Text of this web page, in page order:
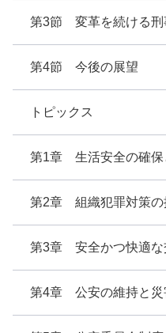
第3節 変革を続ける刑
第4節 今後の展望
トピックス
第1章 生活安全の確保
第2章 組織犯罪対策の
第3章 安全かつ快適な
第4章 公安の維持と災